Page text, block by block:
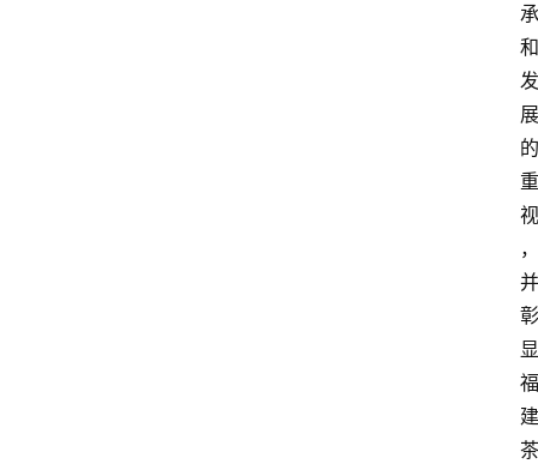
承
和
发
展
的
重
视
，
并
彰
显
福
建
茶